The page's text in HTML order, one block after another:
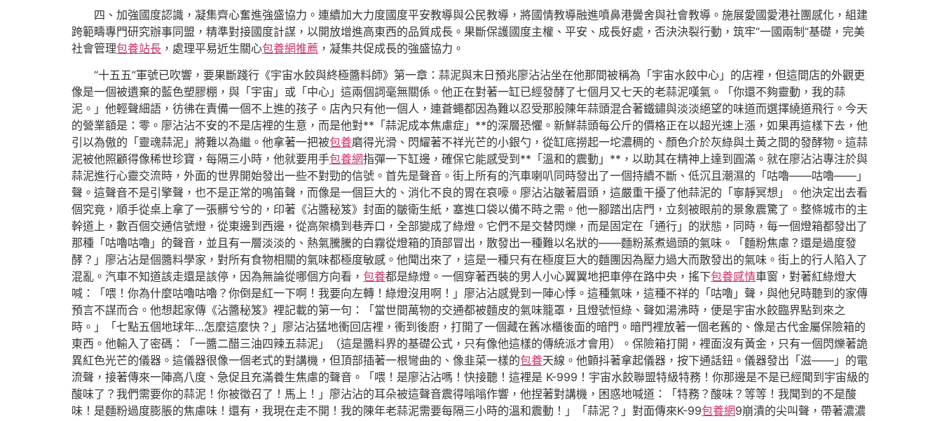
四、加強國度認識，凝集齊心奮進強盛協力。連續加大力度國度平安教導與公民教導，將國情教導融進噴鼻港黌舍與社會教導。施展愛國愛港社團感化，組建
跨範疇專門研究辦事同盟，精準對接國度計謀，以開放增進高東西的品質成長。果斷保護國度主權、平安、成長好處，否決決裂行動，筑牢“一國兩制”基礎，完美
社會管理包養站長 ，處理平易近生關心包養網推薦 ，凝集共促成長的強盛協力。
“十五五”軍號已吹響，要果斷踐行《宇宙水餃與終極醬料師》第一章：蒜泥與末日預兆廖沾沾坐在他那間被稱為「宇宙水餃中心」的店裡，但這間店的外觀更
像是一個被遺棄的藍色塑膠棚，與「宇宙」或「中心」這兩個詞毫無關係。他正在對著一缸已經發酵了七個月又七天的老蒜泥嘆氣。「你還不夠靈動，我的蒜
泥。」他輕聲細語，彷彿在責備一個不上進的孩子。店內只有他一個人，連蒼蠅都因為難以忍受那股陳年蒜頭混合著鐵鏽與淡淡絕望的味道而選擇繞道飛行。今天
的營業額是：零。廖沾沾不安的不是店裡的生意，而是他對**「蒜泥成本焦慮症」**的深層恐懼。新鮮蒜頭每公斤的價格正在以超光速上漲，如果再這樣下去，他
引以為傲的「靈魂蒜泥」將難以為繼。他拿著一把被包養磨得光滑、閃耀著不祥光芒的小銀勺，從缸底撈起一坨濃稠的、顏色介於灰綠與土黃之間的發酵物。這蒜
泥被他照顧得像稀世珍寶，每隔三小時，他就要用手包養網指彈一下缸邊，確保它能感受到**「溫和的震動」**，以助其在精神上達到圓滿。就在廖沾沾專注於與
蒜泥進行心靈交流時，外面的世界開始發出一些不對勁的信號。首先是聲音。街上所有的汽車喇叭同時發出了一個持續不斷、低沉且潮濕的「咕嚕——咕嚕——」
聲。這聲音不是引擎聲，也不是正常的鳴笛聲，而像是一個巨大的、消化不良的胃在哀嚎。廖沾沾皺著眉頭，這嚴重干擾了他蒜泥的「寧靜冥想」。他決定出去看
個究竟，順手從桌上拿了一張髒兮兮的，印著《沾醬秘笈》封面的皺衛生紙，塞進口袋以備不時之需。他一腳踏出店門，立刻被眼前的景象震驚了。整條城市的主
幹道上，數百個交通信號燈，從東邊到西邊，從高架橋到巷弄口，全部變成了綠燈。它們不是交替閃爍，而是固定在「通行」的狀態，同時，每一個燈箱都發出了
那種「咕嚕咕嚕」的聲音，並且有一層淡淡的、熱氣騰騰的白霧從燈箱的頂部冒出，散發出一種難以名狀的——麵粉蒸煮過頭的氣味。「麵粉焦慮？還是過度發
酵？」廖沾沾是個醬料學家，對所有食物相關的氣味都極度敏感。他聞出來了，這是一種只有在極度巨大的麵團因為壓力過大而散發出的氣味。街上的行人陷入了
混亂。汽車不知道該走還是該停，因為無論從哪個方向看， 包養都是綠燈。一個穿著西裝的男人小心翼翼地把車停在路中央，搖下包養感情車窗，對著紅綠燈大
喊：「喂！你為什麼咕嚕咕嚕？你倒是紅一下啊！我要向左轉！綠燈沒用啊！」廖沾沾感覺到一陣心悸。這種氣味，這種不祥的「咕嚕」聲，與他兒時聽到的家傳
預言不謀而合。他想起家傳《沾醬秘笈》裡記載的第一句：「當世間萬物的交通都被麵皮的氣味籠罩，且燈號恒綠、聲如湯沸時，便是宇宙水餃臨界點到來之
時。」「七點五個地球年…怎麼這麼快？」廖沾沾猛地衝回店裡，衝到後廚，打開了一個藏在舊冰櫃後面的暗門。暗門裡放著一個老舊的、像是古代金屬保險箱的
東西。他輸入了密碼：「一醬二醋三油四辣五蒜泥」（這是醬料界的基礎公式，只有像他這樣的傳統派才會用）。保險箱打開，裡面沒有黃金，只有一個閃爍著詭
異紅色光芒的儀器。這儀器很像一個老式的對講機，但頂部插著一根彎曲的、像韭菜一樣的包養天線。他顫抖著拿起儀器，按下通話鈕。儀器發出「滋——」的電
流聲，接著傳來一陣高八度、急促且充滿養生焦慮的聲音。「喂！是廖沾沾嗎！快接聽！這裡是 K-999！宇宙水餃聯盟特級特務！你那邊是不是已經聞到宇宙級的
酸味了？我們需要你的蒜泥！你被徵召了！馬上！」廖沾沾的耳朵被這聲音震得嗡嗡作響，他捏著對講機，困惑地喊道：「特務？酸味？等等！我聞到的不是酸
味！是麵粉過度膨脹的焦慮味！還有，我現在走不開！我的陳年老蒜泥需要每隔三小時的溫和震動！」「蒜泥？」對面傳來K-99包養網9崩潰的尖叫聲，帶著濃濃